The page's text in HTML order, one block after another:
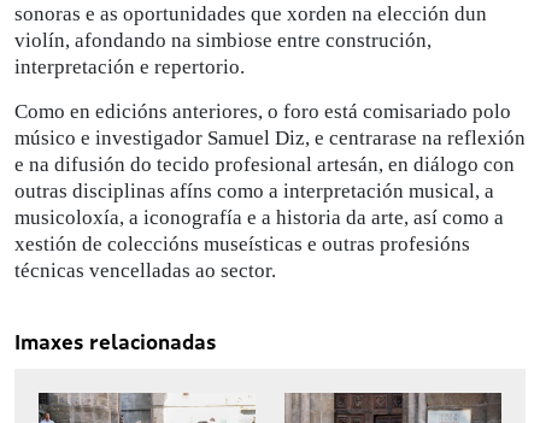
sonoras e as oportunidades que xorden na elección dun
violín, afondando na simbiose entre construción,
interpretación e repertorio.
Como en edicións anteriores, o foro está comisariado polo
músico e investigador Samuel Diz, e centrarase na reflexión
e na difusión do tecido profesional artesán, en diálogo con
outras disciplinas afíns como a interpretación musical, a
musicoloxía, a iconografía e a historia da arte, así como a
xestión de coleccións museísticas e outras profesións
técnicas vencelladas ao sector.
Imaxes relacionadas